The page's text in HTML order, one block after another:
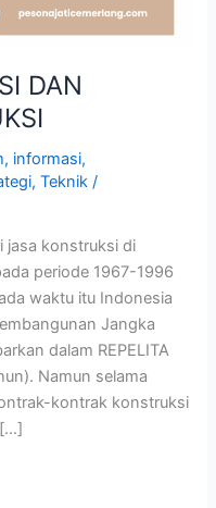
DAN
, informasi,
,Teknik /
jasa konstruksi di
periode 1967-1996
waktu itu Indonesia
Jangka
dalam REPELITA
Namun selama
kontrak konstruksi